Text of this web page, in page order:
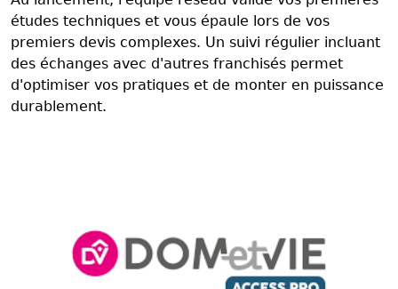
études techniques et vous épaule lors de vos
premiers devis complexes. Un suivi régulier incluant
des échanges avec d'autres franchisés permet
d'optimiser vos pratiques et de monter en puissance
durablement.